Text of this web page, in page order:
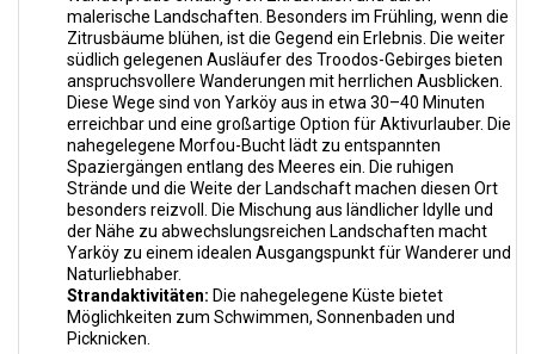
malerische Landschaften. Besonders im Frühling, wenn die
Zitrusbäume blühen, ist die Gegend ein Erlebnis. Die weiter
südlich gelegenen Ausläufer des Troodos-Gebirges bieten
anspruchsvollere Wanderungen mit herrlichen Ausblicken.
Diese Wege sind von Yarköy aus in etwa 30–40 Minuten
erreichbar und eine großartige Option für Aktivurlauber. Die
nahegelegene Morfou-Bucht lädt zu entspannten
Spaziergängen entlang des Meeres ein. Die ruhigen
Strände und die Weite der Landschaft machen diesen Ort
besonders reizvoll. Die Mischung aus ländlicher Idylle und
der Nähe zu abwechslungsreichen Landschaften macht
Yarköy zu einem idealen Ausgangspunkt für Wanderer und
Naturliebhaber.
Strandaktivitäten: Die nahegelegene Küste bietet
Möglichkeiten zum Schwimmen, Sonnenbaden und
Picknicken.